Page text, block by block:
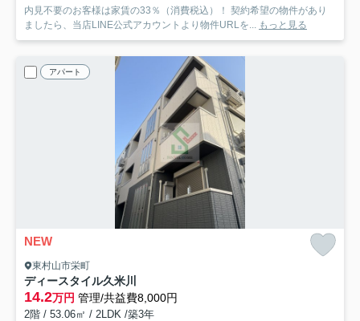
内見不要のお客様は家賃の33％（消費税込）！ 契約希望の物件があり
ましたら、当店LINE公式アカウントより物件URLを...
もっと見る
アパート
NEW
東村山市栄町
ディースタイル久米川
14.2万円 管理/共益費8,000円
2階 / 53.06㎡ / 2LDK /築3年